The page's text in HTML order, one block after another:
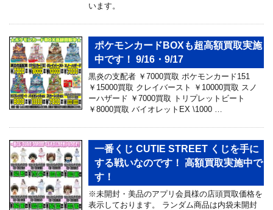
います。
ポケモンカードBOXも超高額買取実施
中です！ 9/16・9/17
黒炎の支配者 ￥7000買取 ポケモンカード151
￥15000買取 クレイバースト ￥10000買取 スノ
ーハザード ￥7000買取 トリプレットビート
￥8000買取 バイオレットEX \1000 …
一番くじ CUTIE STREET くじを手に
する戦いなのです！ 高額買取実施中で
す！
※未開封・美品のアプリ会員様の店頭買取価格を
表示しております。 ランダム商品は内袋未開封